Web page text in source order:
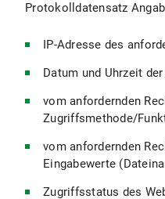
Protokolldatensatz
IP-Adresse des
Datum und Uhrzeit
vom anfordernden
Zugriffsmethode/
vom anfordernden
Eingabewerte
Zugriffsstatus des